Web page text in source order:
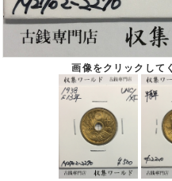
画像をクリックして